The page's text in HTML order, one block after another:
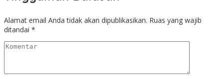
Alamat email Anda tidak akan dipublikasikan. Ruas yang wajib
ditandai *